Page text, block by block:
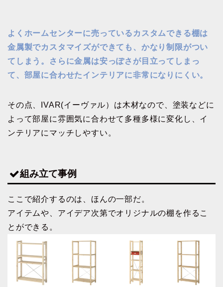
よくホームセンターに売っているカスタムできる棚は
金属製でカスタマイズができても、かなり制限がつい
てしまう。さらに金属は安っぽさが目立ってしまっ
て、部屋に合わせたインテリアに非常になりにくい。
その点、IVAR(イーヴァル）は木材なので、塗装などに
よって部屋に雰囲気に合わせて多種多様に変化し、イ
ンテリアにマッチしやすい。
組み立て事例
ここで紹介するのは、ほんの一部だ。
アイテムや、アイデア次第でオリジナルの棚を作るこ
とができる。